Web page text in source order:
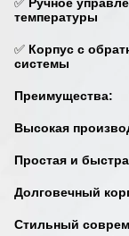
температуры
✅ Корпус с
системы
Преимущества:
Высокая
Простая и
Долговечный
Стильный